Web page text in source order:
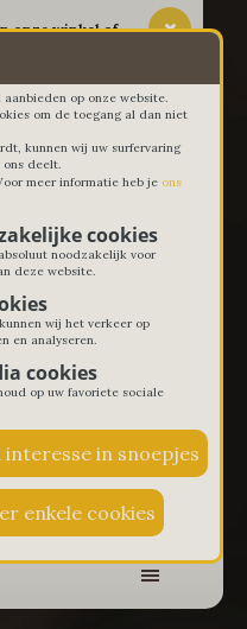
onze winkel of
100 euro --
€ 0,00
op onze website.
om de toegang al dan niet
kunnen wij uw surfervaring
deelt.
meer informatie heb je ons
cookies
noodzakelijk voor
deze website.
wij het verkeer op
en analyseren.
cookies
op uw favoriete sociale